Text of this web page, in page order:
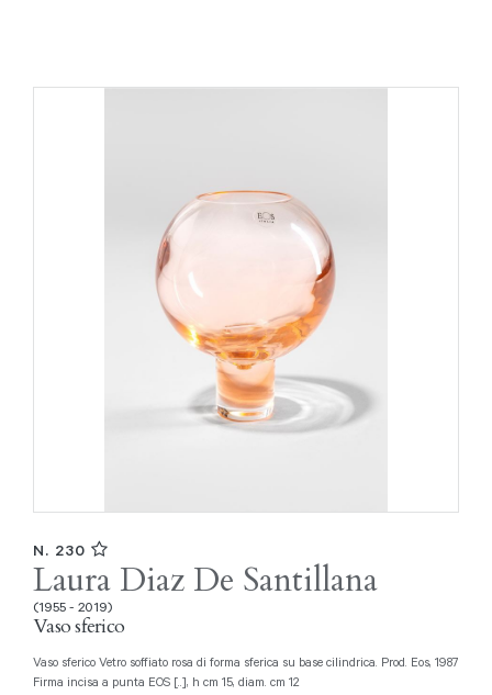
N. 230
Laura Diaz De Santillana
(1955 - 2019)
Vaso sferico
Vaso sferico Vetro soffiato rosa di forma sferica su base cilindrica. Prod. Eos, 1987
Firma incisa a punta EOS [..], h cm 15, diam. cm 12